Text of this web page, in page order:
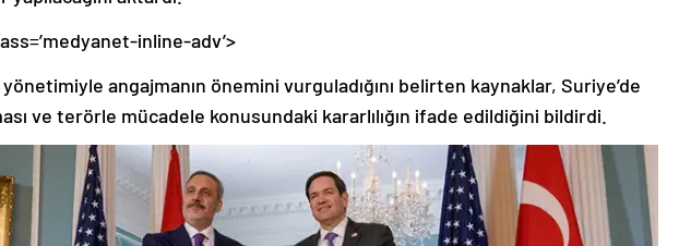
ve terörle mücadele konusundaki kararlılığın ifade edildiğini bildirdi.